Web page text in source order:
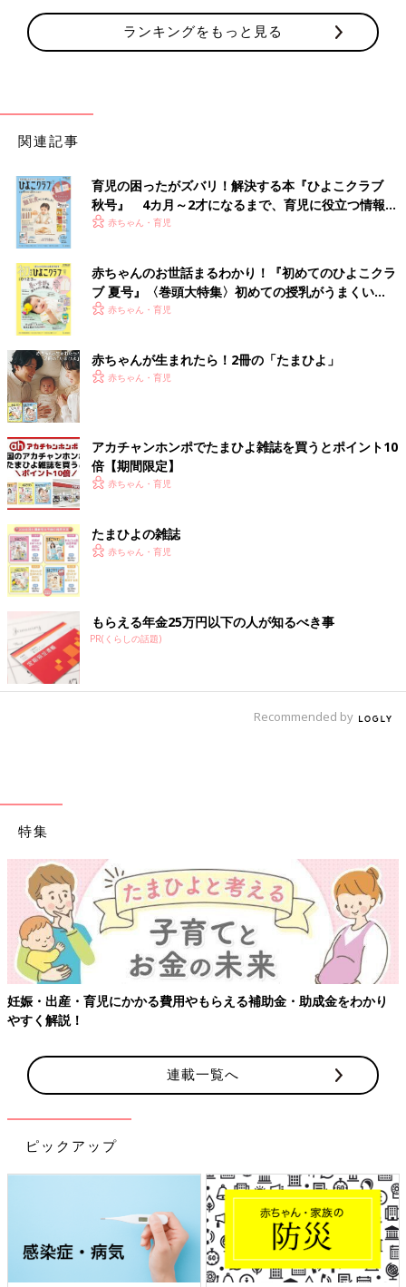
ランキングをもっと見る
関連記事
育児の困ったがズバリ！解決する本『ひよこクラブ
秋号』 4カ月～2才になるまで、育児に役立つ情報が
いっぱい！
赤ちゃん・育児
赤ちゃんのお世話まるわかり！『初めてのひよこクラ
ブ 夏号』〈巻頭大特集〉初めての授乳がうまくい
く！ おっぱい・ミルクの基本と夏のトラブル 解決テ
赤ちゃん・育児
赤ちゃんが生まれたら！2冊の「たまひよ」
赤ちゃん・育児
アカチャンホンポでたまひよ雑誌を買うとポイント10
倍【期間限定】
赤ちゃん・育児
たまひよの雑誌
赤ちゃん・育児
もらえる年金25万円以下の人が知るべき事
PR(くらしの話題)
Recommended by
特集
妊娠・出産・育児にかかる費用やもらえる補助金・助成金をわかり
やすく解説！
連載一覧へ
ピックアップ